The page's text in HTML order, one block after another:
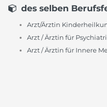
des selben
Arzt/Ärztin
Arzt / Ärztin für
Arzt / Ärztin für Innere